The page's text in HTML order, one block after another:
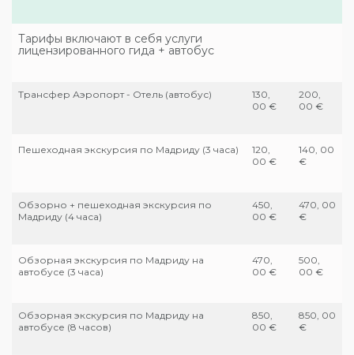
Тарифы включают в себя услуги
лицензированного гида + автобус
Трансфер Аэропорт - Отель (автобус)
130,
00 €
200,
00 €
Пешеходная экскурсия по Мадриду (3 часа)
120,
00 €
140, 00
€
Обзорно + пешеходная экскурсия по
Мадриду (4 часа)
450,
00 €
470, 00
€
Обзорная экскурсия по Мадриду на
автобусе (3 часа)
470,
00 €
500,
00 €
Обзорная экскурсия по Мадриду на
автобусе (8 часов)
850,
00 €
850, 00
€